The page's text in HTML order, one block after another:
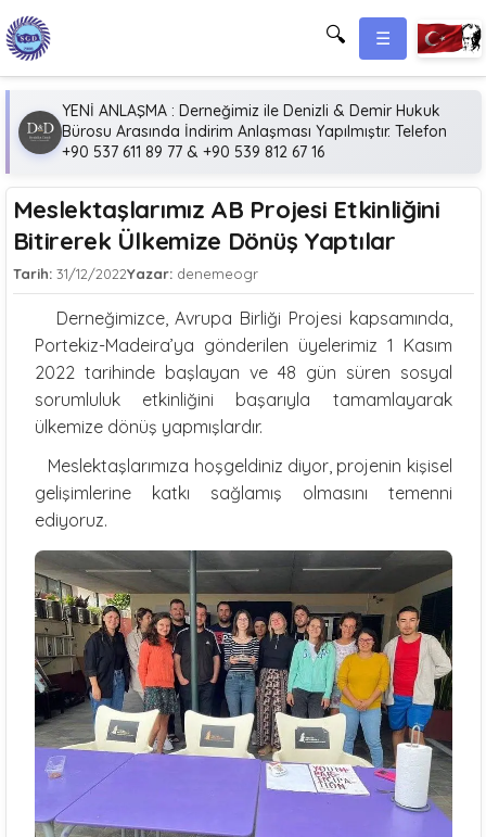
🔍 ☰
YENİ ANLAŞMA : Derneğimiz ile Denizli & Demir Hukuk
Bürosu Arasında İndirim Anlaşması Yapılmıştır. Telefon
+90 537 611 89 77 & +90 539 812 67 16
Meslektaşlarımız AB Projesi Etkinliğini
Bitirerek Ülkemize Dönüş Yaptılar
Tarih: 31/12/2022Yazar:denemeogr
Derneğimizce, Avrupa Birliği Projesi kapsamında,
Portekiz-Madeira’ya gönderilen üyelerimiz 1 Kasım
2022 tarihinde başlayan ve 48 gün süren sosyal
sorumluluk etkinliğini başarıyla tamamlayarak
ülkemize dönüş yapmışlardır.
Meslektaşlarımıza hoşgeldiniz diyor, projenin kişisel
gelişimlerine katkı sağlamış olmasını temenni
ediyoruz.